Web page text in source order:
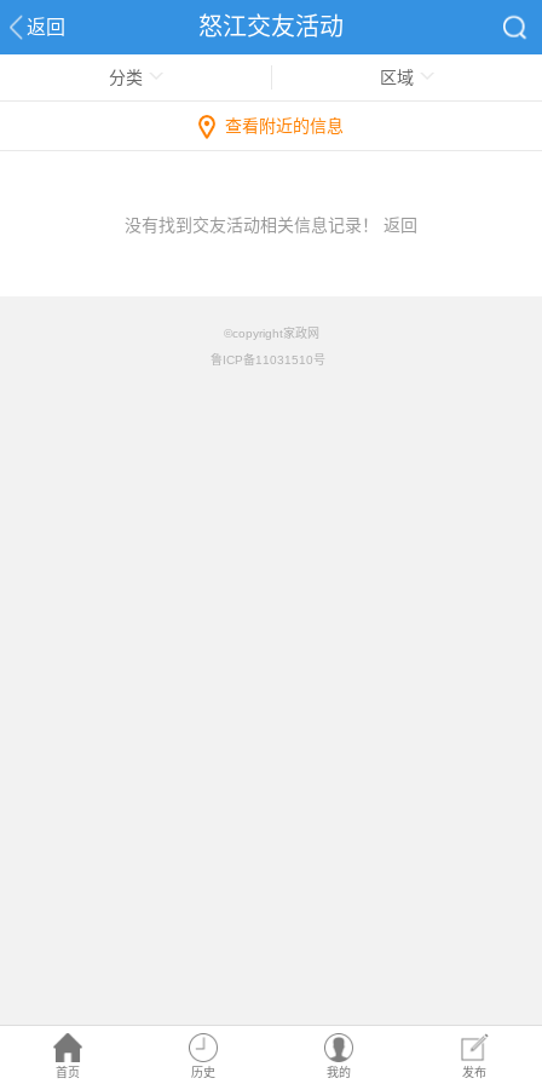
返回 怒江交友活动
首页 历史 我的 发布
分类 区域
查看附近的信息
没有找到交友活动相关信息记录！ 返回
©copyright家政网
鲁ICP备11031510号